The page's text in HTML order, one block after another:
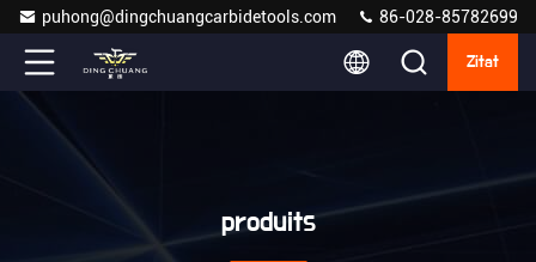
puhong@dingchuangcarbidetools.com 86-028-85782699
Zitat
produits